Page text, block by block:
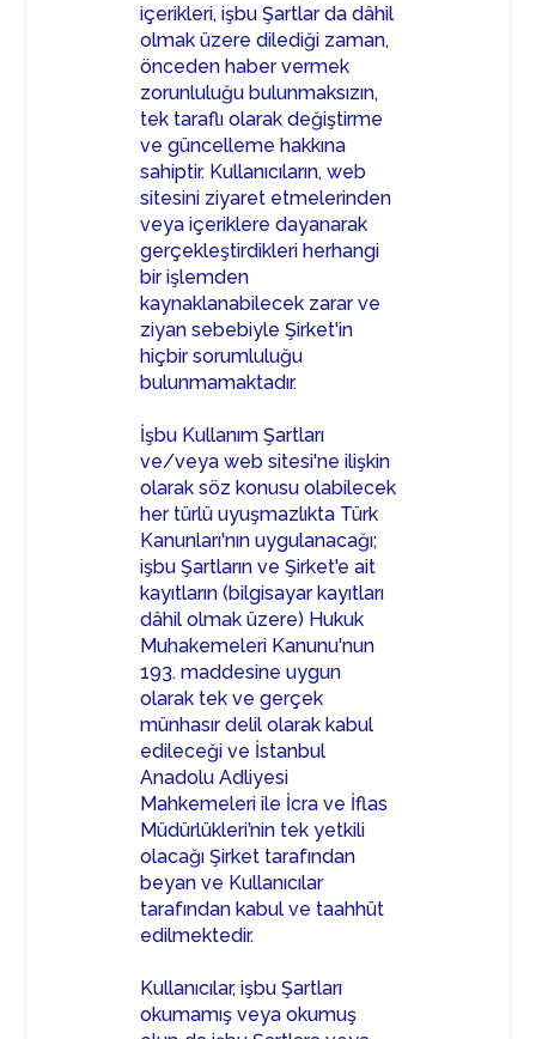
içerikleri, işbu Şartlar da dâhil
olmak üzere dilediği zaman,
önceden haber vermek
zorunluluğu bulunmaksızın,
tek taraflı olarak değiştirme
ve güncelleme hakkına
sahiptir. Kullanıcıların, web
sitesini ziyaret etmelerinden
veya içeriklere dayanarak
gerçekleştirdikleri herhangi
bir işlemden
kaynaklanabilecek zarar ve
ziyan sebebiyle Şirket'in
hiçbir sorumluluğu
bulunmamaktadır.
İşbu Kullanım Şartları
ve/veya web sitesi'ne ilişkin
olarak söz konusu olabilecek
her türlü uyuşmazlıkta Türk
Kanunları'nın uygulanacağı;
işbu Şartların ve Şirket'e ait
kayıtların (bilgisayar kayıtları
dâhil olmak üzere) Hukuk
Muhakemeleri Kanunu'nun
193. maddesine uygun
olarak tek ve gerçek
münhasır delil olarak kabul
edileceği ve İstanbul
Anadolu Adliyesi
Mahkemeleri ile İcra ve İflas
Müdürlükleri’nin tek yetkili
olacağı Şirket tarafından
beyan ve Kullanıcılar
tarafından kabul ve taahhüt
edilmektedir.
Kullanıcılar, işbu Şartları
okumamış veya okumuş